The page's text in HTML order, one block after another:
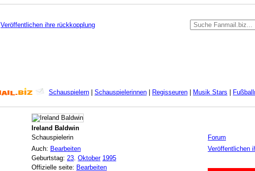
Veröffentlichen ihre rückkopplung
Schauspielern Schauspielerinnen Regisseuren Musik Stars
Ireland Baldwin
Schauspielerin
Forum
Auch: Bearbeiten
Veröffentlichen
Geburtstag: 23. Oktober 1995
Offizielle seite: Bearbeiten